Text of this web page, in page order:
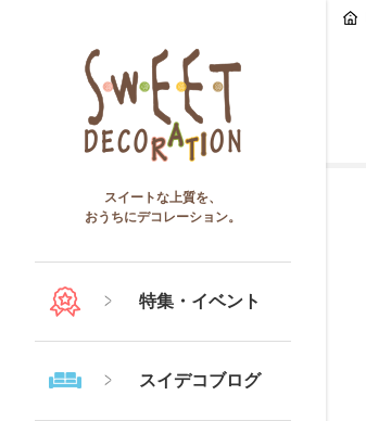
スイートな上質を、
おうちにデコレーション。
特集・イベント
スイデコブログ